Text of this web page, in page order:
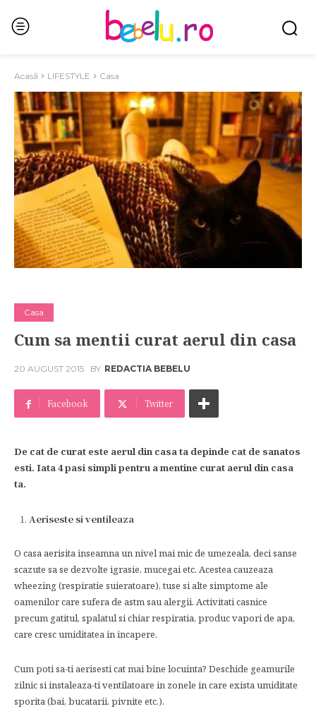
Acasă LIFESTYLE Casa
Casa
Cum sa mentii curat aerul din casa
20 AUGUST 2015 BY REDACTIA BEBELU
Facebook Twitter
De cat de curat este aerul din casa ta depinde cat de sanatos
esti. Iata 4 pasi simpli pentru a mentine curat aerul din casa
ta.
Aeriseste si ventileaza
O casa aerisita inseamna un nivel mai mic de umezeala, deci sanse
scazute sa se dezvolte igrasie, mucegai etc. Acestea cauzeaza
wheezing (respiratie suieratoare), tuse si alte simptome ale
oamenilor care sufera de astm sau alergii. Activitati casnice
precum gatitul, spalatul si chiar respiratia, produc vapori de apa,
care cresc umiditatea in incapere.
Cum poti sa-ti aerisesti cat mai bine locuinta? Deschide geamurile
zilnic si instaleaza-ti ventilatoare in zonele in care exista umiditate
sporita (bai, bucatarii, pivnite etc.).